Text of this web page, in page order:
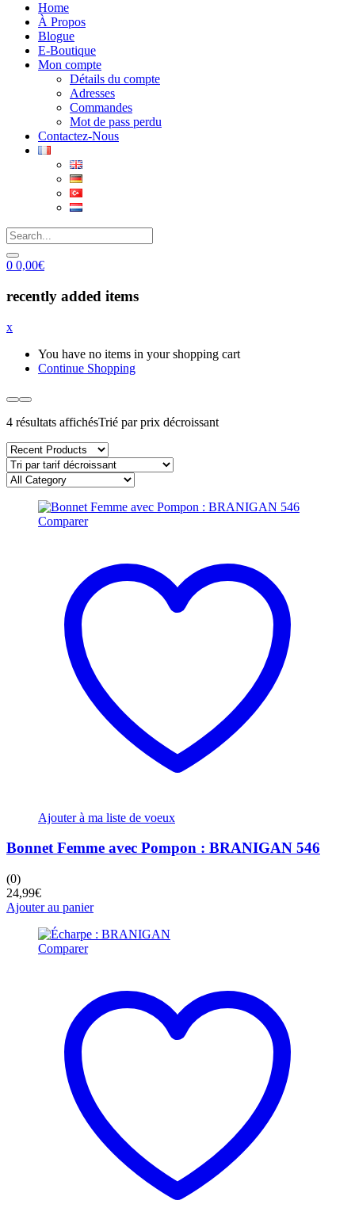
Home
À Propos
Blogue
E-Boutique
Mon compte
Détails du compte
Adresses
Commandes
Mot de pass perdu
Contactez-Nous
0 0,00€
recently added items
x
You have no items in your shopping cart
Continue Shopping
4 résultats affichésTrié par prix décroissant
Comparer
Ajouter à ma liste de voeux
Bonnet Femme avec Pompon : BRANIGAN 546
(0)
24,99€
Ajouter au panier
Comparer